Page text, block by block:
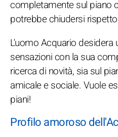
completamente sul piano
potrebbe chiudersi
L'uomo Acquario desidera
sensazioni con la sua
ricerca di novità, sia sul
amicale e sociale. Vuole
piani!
Profilo amoroso